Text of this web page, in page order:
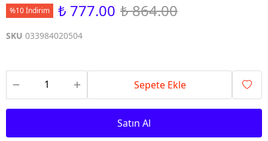
%10 İndirim ₺ 777.00 ₺ 864.00
SKU 033984020504
Sepete Ekle
Satın Al